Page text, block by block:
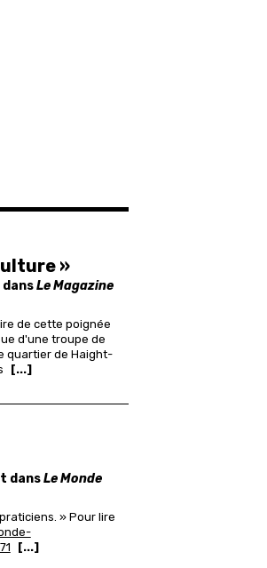
»
Le Magazine
de cette poignée
d'une troupe de
quartier de Haight-
[...]
dansLe Monde
» Pour lire
[...]